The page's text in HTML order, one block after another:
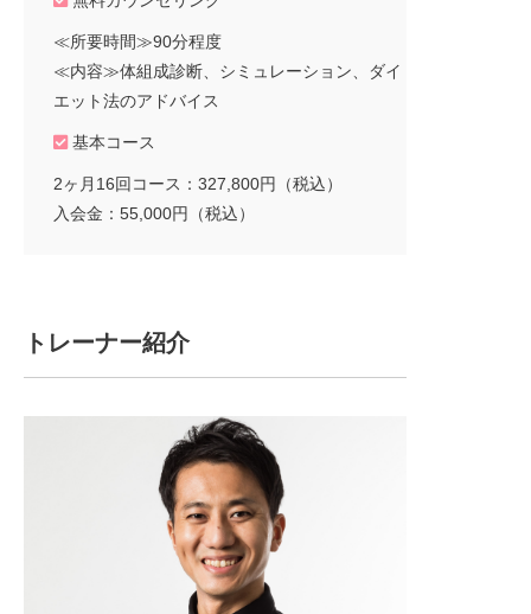
≪所要時間≫90分程度
≪内容≫体組成診断、シミュレーション、ダイ
エット法のアドバイス
基本コース
2ヶ月16回コース：327,800円（税込）
入会金：55,000円（税込）
トレーナー紹介